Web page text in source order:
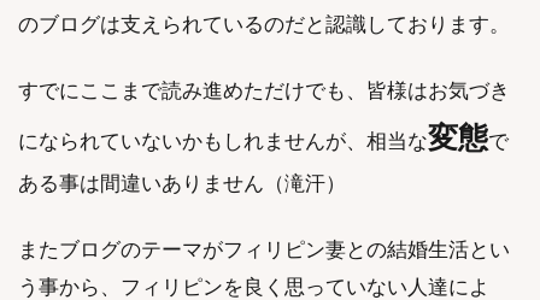
のブログは支えられているのだと認識しております。
すでにここまで読み進めただけでも、皆様はお気づき
になられていないかもしれませんが、相当な変態で
ある事は間違いありません（滝汗）
またブログのテーマがフィリピン妻との結婚生活とい
う事から、フィリピンを良く思っていない人達によ